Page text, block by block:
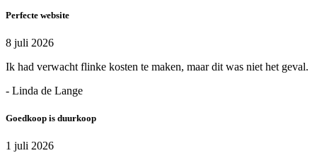
Perfecte website
8 juli 2026
Ik had verwacht flinke kosten te maken, maar dit was niet het geval.
- Linda de Lange
Goedkoop is duurkoop
1 juli 2026